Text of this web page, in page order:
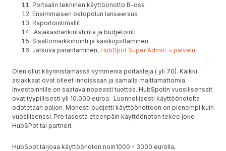
Portaalin tekninen käyttöönotto B-osa
Ensimmäisen ostopolun lanseeraus
Raportointimallit
Asiakashankintahinta ja budjetointi
Sisältömarkkinointi ja käsikirjoittaminen
Jatkuva parantaminen, HubSpot Super Admin - palvelu
Olen ollut käynnistämässä kymmeniä portaaleja ( yli 70). Kaikki
asiakkaat ovat olleet innoissaan ja samalla malttamattomia.
Investoinnille on saatava nopeasti tuottoa. HubSpotin vuosilisenssit
ovat tyypillisesti yli 10.000 euroa. Luonnollisesti käyttöönotolta
odotetaan paljon. Monesti budjetti käyttöönottoon on pienempi kuin
vuosilisenssi. Pro tasosta eteenpäin käyttöönoton tekee joko
HubSPot tai partneri.
HubSpot tarjoaa käyttöönoton noin1000 - 3000 eurolla,